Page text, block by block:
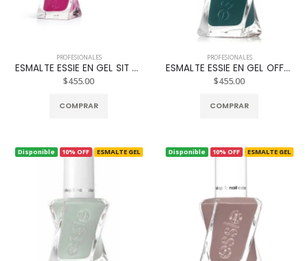
PROFESIONALES
ESMALTE ESSIE EN GEL SIT ME IN THE FRONT ROW REF. 291
$455.00
COMPRAR
PROFESIONALES
ESMALTE ESSIE EN GEL OFF DUTY STYLE REF. 380
$455.00
COMPRAR
Disponible 10% OFF ESMALTE GEL Disponible 10% OFF ESMALTE GEL